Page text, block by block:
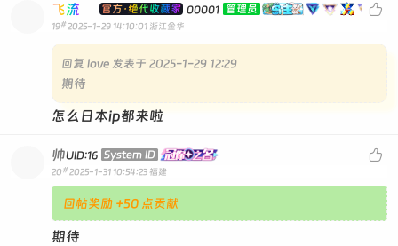

飞流 官方·绝代收藏家 00001 管理员
19# 2025-1-29 14:10:01 浙江金华
回复 love 发表于 2025-1-29 12:29
期待
怎么日本ip都来啦

帅UID:16 System ID
20 # 2025-1-31 10:54:23 福建
回帖奖励 +50 点贡献
期待